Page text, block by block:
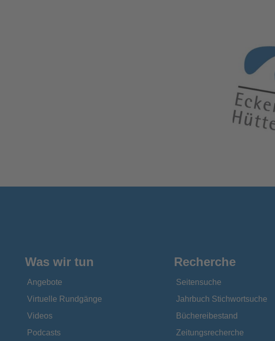
Was wir tun
Angebote
Virtuelle Rundgänge
Videos
Podcasts
Recherche
Seitensuche
Jahrbuch Stichwortsuche
Büchereibestand
Zeitungsrecherche